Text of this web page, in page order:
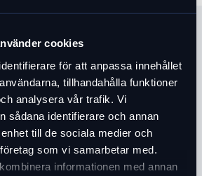
cookies
för att anpassa innehållet
tillhandahålla funktioner
analysera vår trafik. Vi
sådana identifierare och annan
till de sociala medier och
som vi samarbetar med.
informationen med annan
till promenadvagn.
cykel.
medföljer.